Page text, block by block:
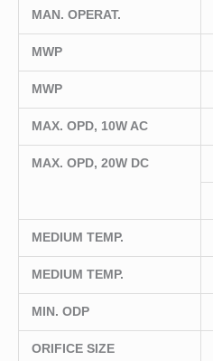
MAN. OPERAT.
MWP
MWP
MAX. OPD, 10W AC
MAX. OPD, 20W DC
MEDIUM TEMP.
MEDIUM TEMP.
MIN. ODP
ORIFICE SIZE